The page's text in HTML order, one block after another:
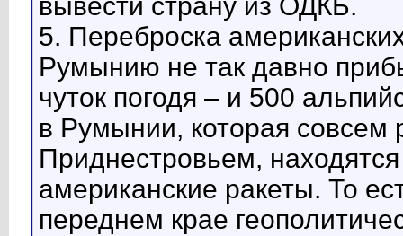
вывести страну из ОДКБ.
5. Переброска
Румынию не так давно
чуток погодя – и 500
в Румынии, которая
Приднестровьем,
американские ракеты. То
переднем крае